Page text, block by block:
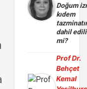
Doğum
kıdem
dahil
mi?
Prof Dr.
Behçet
Kemal